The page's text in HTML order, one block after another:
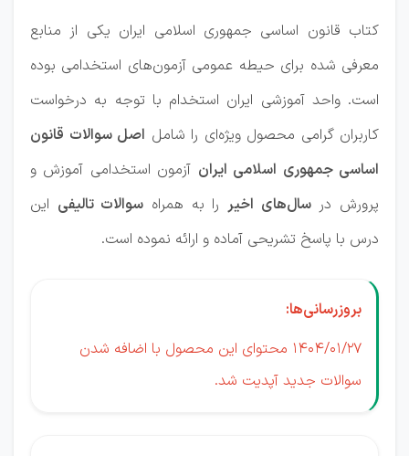
کتاب قانون اساسی جمهوری اسلامی ایران یکی از منابع
معرفی شده برای حیطه عمومی آزمون‌های استخدامی بوده
است. واحد آموزشی ایران استخدام با توجه به درخواست
کاربران گرامی محصول ویژه‌ای را شامل اصل سوالات قانون
اساسی جمهوری اسلامی ایران آزمون استخدامی آموزش و
پرورش درسال‌های اخیررا به همراه سوالات تالیفی این
درس با پاسخ تشریحی آماده و ارائه نموده است.
بروزرسانی‌ها:
1404/01/27 محتوای این محصول با اضافه شدن
سوالات جدید آپدیت شد.